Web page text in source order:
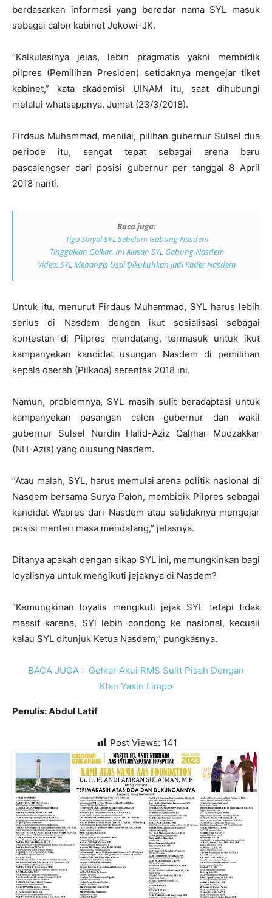
berdasarkan informasi yang beredar nama SYL masuk
sebagai calon kabinet Jokowi-JK.
“Kalkulasinya jelas, lebih pragmatis yakni membidik
pilpres (Pemilihan Presiden) setidaknya mengejar tiket
kabinet,” kata akademisi UINAM itu, saat dihubungi
melalui whatsappnya, Jumat (23/3/2018).
Firdaus Muhammad, menilai, pilihan gubernur Sulsel dua
periode itu, sangat tepat sebagai arena baru
pascalengser dari posisi gubernur per tanggal 8 April
2018 nanti.
Baca juga:
Tiga Sinyal SYL Sebelum Gabung Nasdem
Tinggalkan Golkar, Ini Alasan SYL Gabung Nasdem
Video: SYL Menangis Usai Dikukuhkan Jadi Kader Nasdem
Untuk itu, menurut Firdaus Muhammad, SYL harus lebih
serius di Nasdem dengan ikut sosialisasi sebagai
kontestan di Pilpres mendatang, termasuk untuk ikut
kampanyekan kandidat usungan Nasdem di pemilihan
kepala daerah (Pilkada) serentak 2018 ini.
Namun, problemnya, SYL masih sulit beradaptasi untuk
kampanyekan pasangan calon gubernur dan wakil
gubernur Sulsel Nurdin Halid-Aziz Qahhar Mudzakkar
(NH-Azis) yang diusung Nasdem.
“Atau malah, SYL, harus memulai arena politik nasional di
Nasdem bersama Surya Paloh, membidik Pilpres sebagai
kandidat Wapres dari Nasdem atau setidaknya mengejar
posisi menteri masa mendatang,” jelasnya.
Ditanya apakah dengan sikap SYL ini, memungkinkan bagi
loyalisnya untuk mengikuti jejaknya di Nasdem?
“Kemungkinan loyalis mengikuti jejak SYL tetapi tidak
massif karena, SYl lebih condong ke nasional, kecuali
kalau SYL ditunjuk Ketua Nasdem,” pungkasnya.
BACA JUGA : Golkar Akui RMS Sulit Pisah Dengan
Klan Yasin Limpo
Penulis: Abdul Latif
Post Views: 141